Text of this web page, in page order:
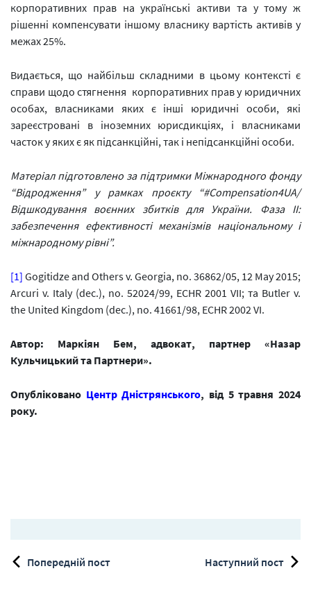
корпоративних прав на українські активи та у тому ж
рішенні компенсувати іншому власнику вартість активів у
межах 25%.
Видається, що найбільш складними в цьому контексті є
справи щодо стягнення корпоративних прав у юридичних
особах, власниками яких є інші юридичні особи, які
зареєстровані в іноземних юрисдикціях, і власниками
часток у яких є як підсанкційні, так і непідсанкційні особи.
Матеріал підготовлено за підтримки Міжнародного фонду
“Відродження” у рамках проєкту “#Compensation4UA/
Відшкодування воєнних збитків для України. Фаза ІІ:
забезпечення ефективності механізмів національному і
міжнародному рівні”.
[1] Gogitidze and Others v. Georgia, no. 36862/05, 12 May 2015;
Arcuri v. Italy (dec.), no. 52024/99, ECHR 2001 VII; та Butler v.
the United Kingdom (dec.), no. 41661/98, ECHR 2002 VI.
Автор: Маркіян Бем, адвокат, партнер «Назар
Кульчицький та Партнери».
Опубліковано Центр Дністрянського, від 5 травня 2024
року.
Попередній пост Наступний пост